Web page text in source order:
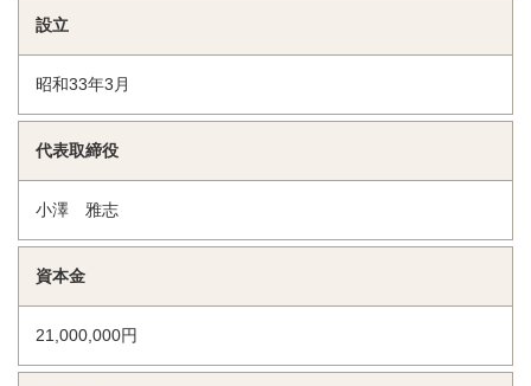
設立
昭和33年3月
代表取締役
小澤 雅志
資本金
21,000,000円